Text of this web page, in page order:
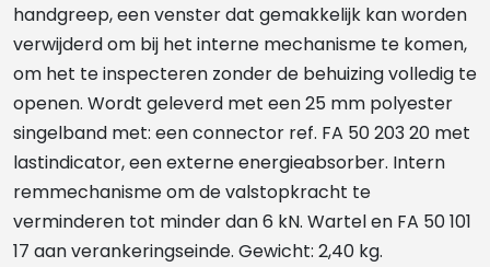
handgreep, een venster dat gemakkelijk kan worden
verwijderd om bij het interne mechanisme te komen,
om het te inspecteren zonder de behuizing volledig te
openen. Wordt geleverd met een 25 mm polyester
singelband met: een connector ref. FA 50 203 20 met
lastindicator, een externe energieabsorber. Intern
remmechanisme om de valstopkracht te
verminderen tot minder dan 6 kN. Wartel en FA 50 101
17 aan verankeringseinde. Gewicht: 2,40 kg.